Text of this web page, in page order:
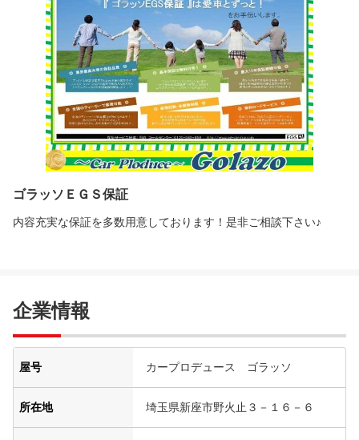
ゴラッソＥＧＳ保証
内容充実な保証を多数用意しております！是非ご相談下さい♪
企業情報
屋号 カープロデュース ゴラッソ
所在地 埼玉県新座市野火止３－１６－６